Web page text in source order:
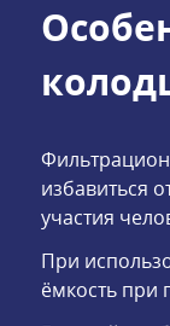
избавиться
участия
При
ёмкость при